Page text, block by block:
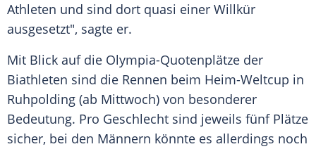
Athleten und sind dort quasi einer Willkür
ausgesetzt", sagte er.
Mit Blick auf die Olympia-Quotenplätze der
Biathleten sind die Rennen beim Heim-Weltcup in
Ruhpolding (ab Mittwoch) von besonderer
Bedeutung. Pro Geschlecht sind jeweils fünf Plätze
sicher, bei den Männern könnte es allerdings noch